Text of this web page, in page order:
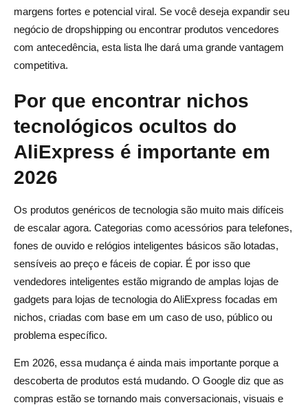
O que torna um nicho de tecnologia bem-sucedido no
dropshipping?
Quais produtos de tecnologia têm baixa concorrência no
Quantos produtos devo testar em um nicho de
tecnologia?
margens fortes e potencial viral. Se você deseja expandir seu
negócio de dropshipping ou encontrar produtos vencedores
com antecedência, esta lista lhe dará uma grande vantagem
competitiva.
Por que encontrar nichos
tecnológicos ocultos do
AliExpress é importante em
2026
Os produtos genéricos de tecnologia são muito mais difíceis
de escalar agora. Categorias como acessórios para telefones,
fones de ouvido e relógios inteligentes básicos são lotadas,
sensíveis ao preço e fáceis de copiar. É por isso que
vendedores inteligentes estão migrando de amplas lojas de
gadgets para lojas de tecnologia do AliExpress focadas em
nichos, criadas com base em um caso de uso, público ou
problema específico.
Em 2026, essa mudança é ainda mais importante porque a
descoberta de produtos está mudando. O Google diz que as
compras estão se tornando mais conversacionais, visuais e